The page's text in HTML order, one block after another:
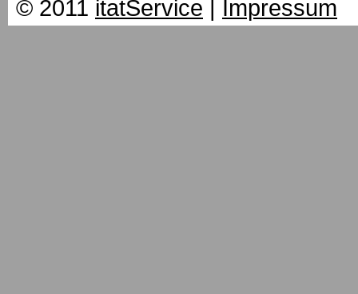
© 2011 itatService Impressum